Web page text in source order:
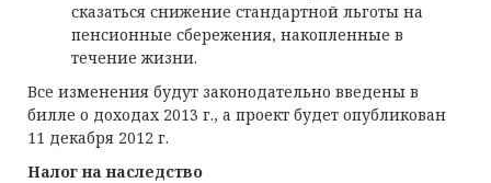
сказаться снижение стандартной льготы на
пенсионные сбережения, накопленные в
течение жизни.
Все изменения будут законодательно введены в
билле о доходах 2013 г., а проект будет опубликован
11 декабря 2012 г.
Налог на наследство